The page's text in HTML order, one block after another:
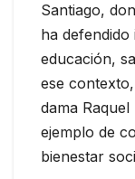
Santiago,
ha defendido
educación,
ese
dama
ejemplo de
bienestar